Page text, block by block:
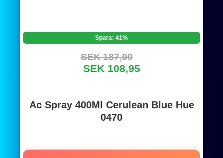
Spara: 41%
SEK 187,00
SEK 108,95
Ac Spray 400Ml Cerulean Blue Hue
0470